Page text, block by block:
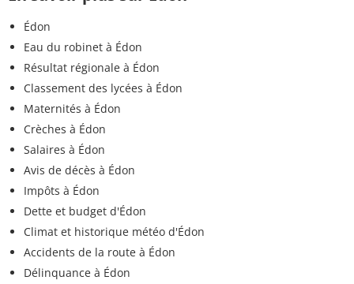
Édon
Eau du robinet à Édon
Résultat régionale à Édon
Classement des lycées à Édon
Maternités à Édon
Crèches à Édon
Salaires à Édon
Avis de décès à Édon
Impôts à Édon
Dette et budget d'Édon
Climat et historique météo d'Édon
Accidents de la route à Édon
Délinquance à Édon